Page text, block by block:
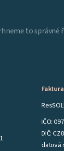
to správné
IČO:
DIČ:
datová